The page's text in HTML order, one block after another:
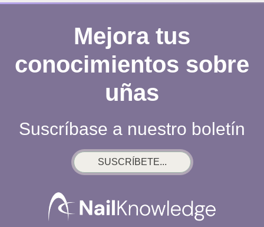
Mejora tus
conocimientos sobre
uñas
Suscríbase a nuestro boletín
SUSCRÍBETE...